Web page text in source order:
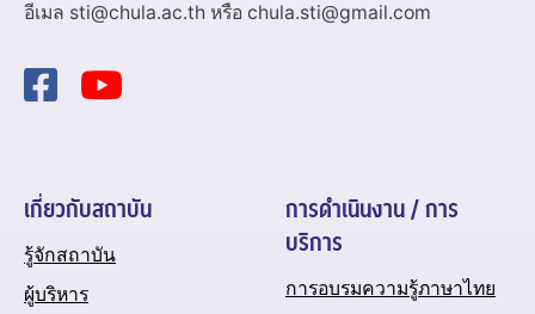
อีเมล sti@chula.ac.th หรือ chula.sti@gmail.com
เกี่ยวกับสถาบัน
รู้จักสถาบัน
ผู้บริหาร
การดำเนินงาน / การ
บริการ
การอบรมความรู้ภาษาไทย